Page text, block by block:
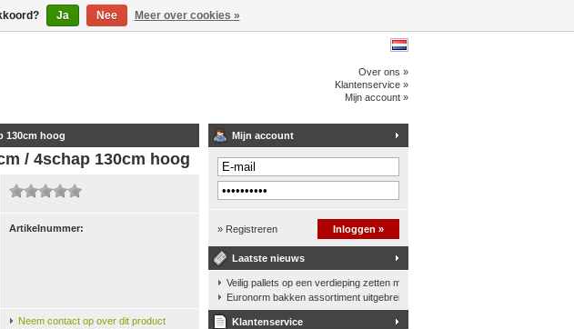
Over ons »
Klantenservice »
Mijn account »
130cm hoog
/ 4schap 130cm hoog
Artikelnummer:
Neem contact op over dit product
Mijn account
» Registreren Inloggen »
Laatste nieuws
Veilig pallets op een verdieping zetten met een palletkantelhek
Euronorm bakken assortiment uitgebreid
Klantenservice
Ja Nee Meer over cookies »